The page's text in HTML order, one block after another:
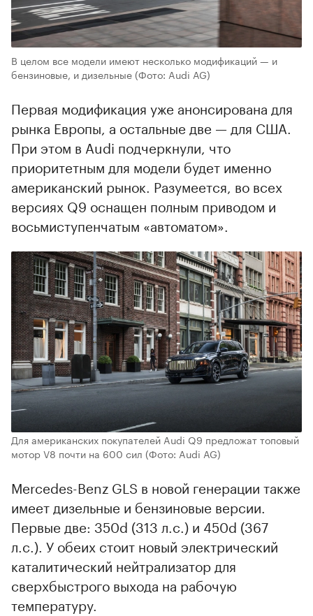
В целом все модели имеют несколько модификаций — и
бензиновые, и дизельные(Фото: Audi AG)
Первая модификация уже анонсирована для
рынка Европы, а остальные две — для США.
При этом в Audi подчеркнули, что
приоритетным для модели будет именно
американский рынок. Разумеется, во всех
версиях Q9 оснащен полным приводом и
восьмиступенчатым «автоматом».
Для американских покупателей Audi Q9 предложат топовый
мотор V8 почти на 600 сил (Фото: Audi AG)
Mercedes-Benz GLS в новой генерации также
имеет дизельные и бензиновые версии.
Первые две: 350d (313 л.с.) и 450d (367
л.с.). У обеих стоит новый электрический
каталитический нейтрализатор для
сверхбыстрого выхода на рабочую
температуру.